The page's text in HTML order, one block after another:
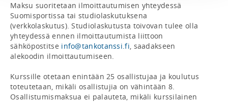
Maksu suoritetaan ilmoittautumisen yhteydessä
Suomisportissa tai studiolaskutuksena
(verkkolaskutus). Studiolaskutusta toivovan tulee olla
yhteydessä ennen ilmoittautumista liittoon
sähköpostitse info@tankotanssi.fi, saadakseen
alekoodin ilmoittautumiseen.
Kurssille otetaan enintään 25 osallistujaa ja koulutus
toteutetaan, mikäli osallistujia on vähintään 8.
Osallistumismaksua ei palauteta, mikäli kurssilainen